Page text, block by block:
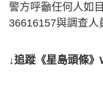
警方呼籲任何人如
36616157與調查人
↓追蹤《星島頭條